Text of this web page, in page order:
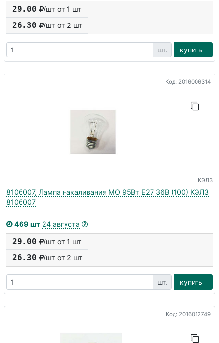
29.00 /шт от 1 шт
26.30 /шт от 2 шт
шт. купить
Код: 2016006314
КЭЛЗ
8106007, Лампа накаливания МО 95Вт E27 36В (100) КЭЛЗ
8106007
469 шт 24 августа
29.00 /шт от 1 шт
26.30 /шт от 2 шт
шт. купить
Код: 2016012749